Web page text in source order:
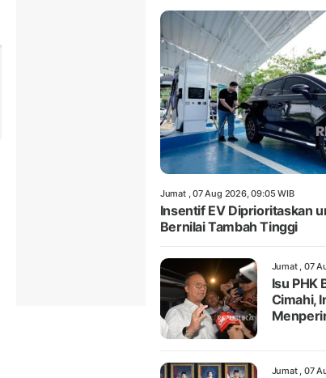
Jumat , 07 Aug 2026, 09:05 WIB
Insentif EV Diprioritaskan
Bernilai Tambah Tinggi
Jumat , 07
Isu PHK
Cimahi,
Jumat , 07